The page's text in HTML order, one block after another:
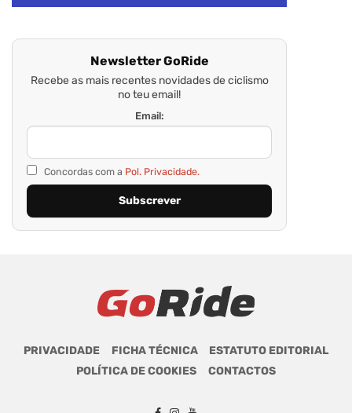
Newsletter GoRide
Recebe as mais recentes novidades de ciclismo
no teu email!
Email:
Concordas com a Pol. Privacidade.
PRIVACIDADE FICHA TÉCNICA
ESTATUTO EDITORIAL
POLÍTICA DE COOKIES
CONTACTOS